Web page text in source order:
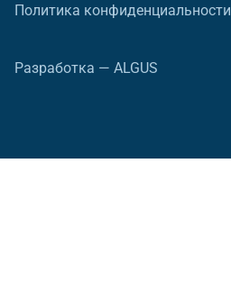
Политика конфиденциальности
Разработка — ALGUS